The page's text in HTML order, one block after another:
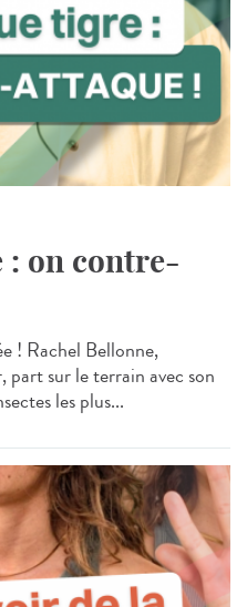
: on contre-
! Rachel Bellonne,
part sur le terrain avec son
les plus...